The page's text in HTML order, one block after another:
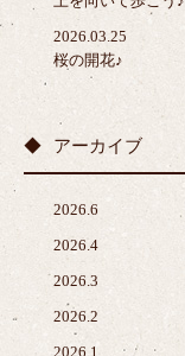
2026.03.25
桜の開花♪
アーカイブ
2026.6
2026.4
2026.3
2026.2
2026.1